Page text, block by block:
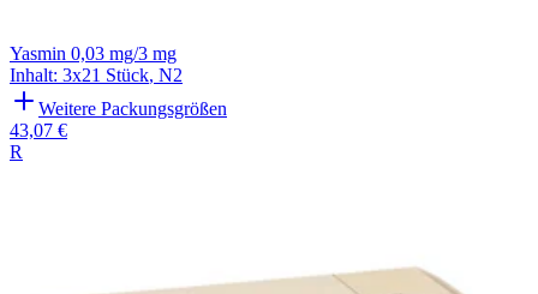
Yasmin 0,03 mg/3 mg
Inhalt: 3x21 Stück, N2
Weitere Packungsgrößen
43,07 €
R